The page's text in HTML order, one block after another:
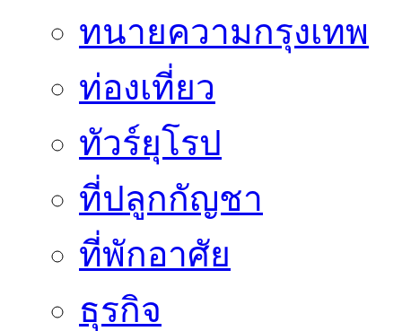
ทนายความกรุงเทพ
ท่องเที่ยว
ทัวร์ยุโรป
ที่ปลูกกัญชา
ที่พักอาศัย
ธุรกิจ